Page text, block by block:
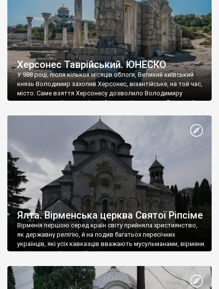
Херсонес Таврійський. ЮНЕСКО
У 988 році, після кількох місяців облоги, Великий київський
князь Володимир захопив Херсонес, візантійське, на той час,
місто. Саме взяття Херсонесу дозволило Володимиру
диктувати свої умови візантійському імператору Василю ІІ, та
Херсонесі Володимир-язичник, став Василем-християнином.
А потім було Хрещення Русі. На честь Херсонесу Таврійського
Ялта. Вірменська церква Святої Ріпсіме
Вірменія першою серед країн світу прийняла християнство,
як державну релігію, й на подив багатьох пересічних
українців, які усіх кавказців вважають мусульманами, вірмени
є відданими вірянами Христа